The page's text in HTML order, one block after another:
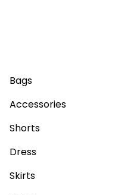
Bags
Accessories
Shorts
Dress
Skirts